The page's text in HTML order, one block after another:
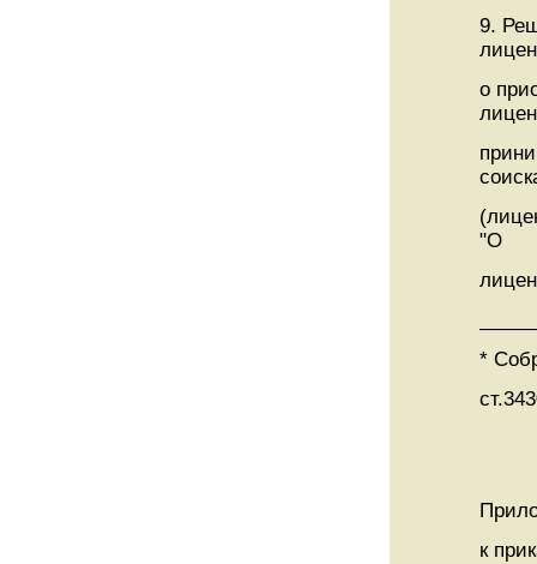
9.
о
"О
*
к